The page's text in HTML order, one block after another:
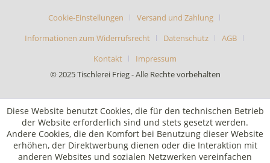
Cookie-Einstellungen
Versand und Zahlung
Informationen zum Widerrufsrecht
Datenschutz
AGB
Kontakt
Impressum
© 2025 Tischlerei Frieg - Alle Rechte vorbehalten
Diese Website benutzt Cookies, die für den technischen Betrieb
der Website erforderlich sind und stets gesetzt werden.
Andere Cookies, die den Komfort bei Benutzung dieser Website
erhöhen, der Direktwerbung dienen oder die Interaktion mit
anderen Websites und sozialen Netzwerken vereinfachen